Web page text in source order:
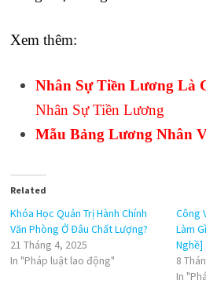
Xem thêm:
Nhân Sự Tiền Lương Là
Nhân Sự Tiền Lương
Mẫu Bảng Lương Nhân
Related
Khóa Học Quản Trị Hành Chính
Văn Phòng Ở Đâu Chất Lượng?
21 Tháng 4, 2025
In "Pháp luật lao động"
Công
Làm
Nghề]
8
In